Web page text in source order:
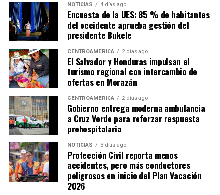
NOTICIAS 4 días ago
Encuesta de la UES: 85 % de habitantes
del occidente aprueba gestión del
presidente Bukele
CENTROAMÉRICA 2 días ago
El Salvador y Honduras impulsan el
turismo regional con intercambio de
ofertas en Morazán
CENTROAMÉRICA 2 días ago
Gobierno entrega moderna ambulancia
a Cruz Verde para reforzar respuesta
prehospitalaria
NOTICIAS 3 días ago
Protección Civil reporta menos
accidentes, pero más conductores
peligrosos en inicio del Plan Vacación
2026